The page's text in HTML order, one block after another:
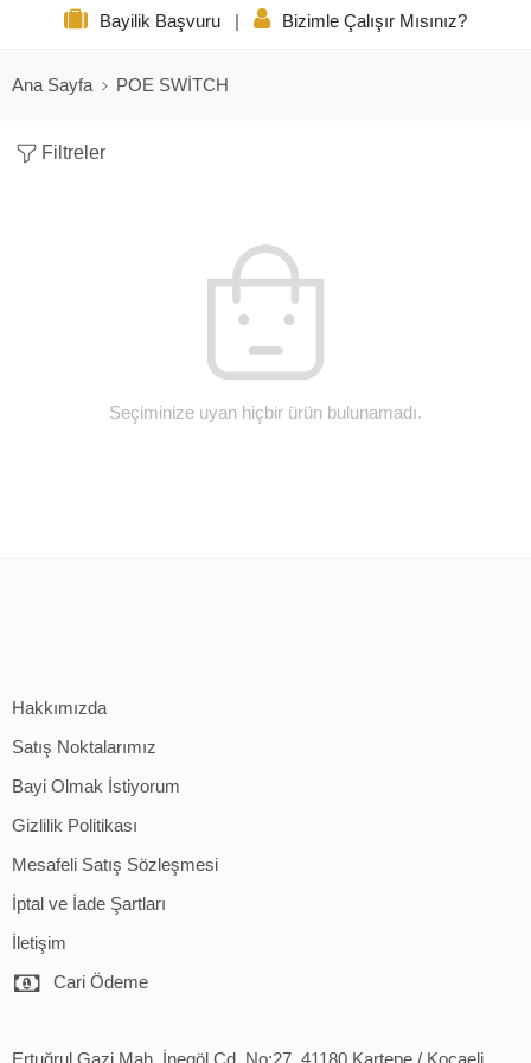
Bayilik Başvuru Bizimle Çalışır Mısınız?
Ana Sayfa POE SWİTCH
Filtreler
Seçiminize uyan hiçbir ürün bulunamadı.
Hakkımızda
Satış Noktalarımız
Bayi Olmak İstiyorum
Gizlilik Politikası
Mesafeli Satış Sözleşmesi
İptal ve İade Şartları
İletişim
Cari Ödeme